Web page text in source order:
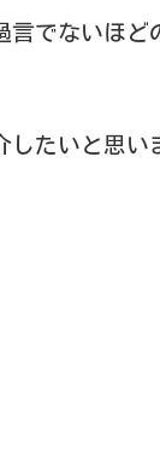
言でないほど
たいと思い